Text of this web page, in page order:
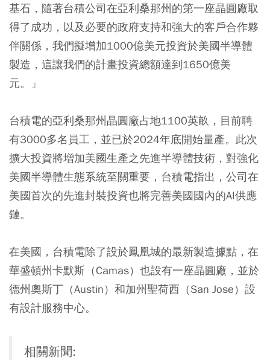
基石，隨著台積公司在亞利桑那州的第一座晶圓廠取
得了成功，以及必要的政府支持和強大的客戶合作夥
伴關係，我們擬增加1000億美元投資於美國半導體
製造，這讓我們的計畫投資總額達到1650億美
元。」
台積電的亞利桑那州晶圓廠占地1100英畝，目前聘
有3000多名員工，並已於2024年底開始量產。此次
擴大投資將增加美國生產之先進半導體技術，對強化
美國半導體生態系統至關重要，台積電指出，公司在
美國首次的先進封裝投資也將完善美國國內的AI供應
鏈。
在美國，台積電除了設於鳳凰城的最新製造據點，在
華盛頓州卡默斯（Camas）也設有一座晶圓廠，並於
德州奧斯丁（Austin）和加州聖荷西（San Jose）設
有設計服務中心。
相關新聞: